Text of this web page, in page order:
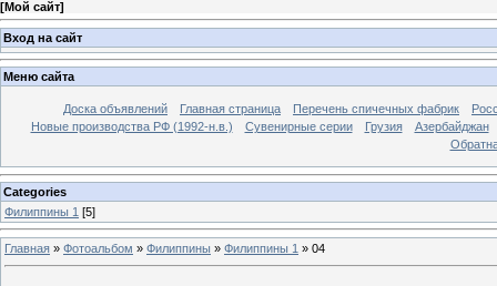
[Мой сайт]
Вход на сайт
Меню сайта
Доска объявлений Главная страница Перечень спичечных фабрик
Новые производства РФ (1992-н.в.)
Сувенирные серии Грузия
Азербайджан
Categories
Филиппины 1 [5]
Главная » Фотоальбом » Филиппины » Филиппины 1 » 04